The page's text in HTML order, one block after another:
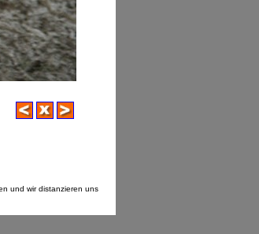
und wir distanzieren uns